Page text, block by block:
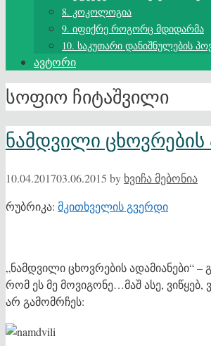
8. კოკოლოგია
9. იფიქრე როგორც მდიდარმა
10. საკუთარი დანიშნულების
ავტორი
სოფიო ჩიტაშვილი
ნამდვილი ცხოვრების
10.04.201703.06.2015 by ხვიჩა მებონია
რუბრიკა: მკითხველის გვერდი
„ნამდვილი ცხოვრების ადამიანები“
რომ ეს მე მოვიგონე…მაშ ასე,
არ გამომრჩეს: